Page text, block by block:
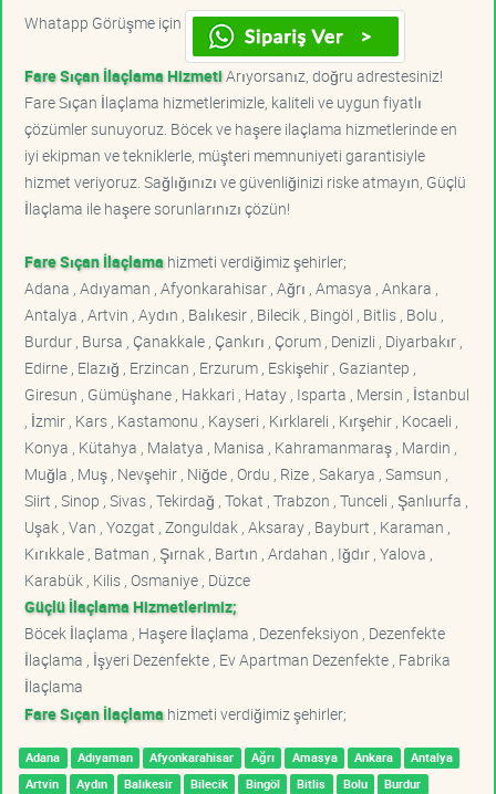
Whatapp Görüşme için
Fare Sıçan İlaçlama HizmetiArıyorsanız, doğru adrestesiniz!
Fare Sıçan İlaçlama hizmetlerimizle, kaliteli ve uygun fiyatlı
çözümler sunuyoruz. Böcek ve haşere ilaçlama hizmetlerinde en
iyi ekipman ve tekniklerle, müşteri memnuniyeti garantisiyle
hizmet veriyoruz. Sağlığınızı ve güvenliğinizi riske atmayın, Güçlü
İlaçlama ile haşere sorunlarınızı çözün!
Fare Sıçan İlaçlama hizmeti verdiğimiz şehirler;
Adana , Adıyaman , Afyonkarahisar , Ağrı , Amasya , Ankara ,
Antalya , Artvin , Aydın , Balıkesir , Bilecik , Bingöl , Bitlis , Bolu ,
Burdur , Bursa , Çanakkale , Çankırı , Çorum , Denizli , Diyarbakır ,
Edirne , Elazığ , Erzincan , Erzurum , Eskişehir , Gaziantep ,
Giresun , Gümüşhane , Hakkari , Hatay , Isparta , Mersin , İstanbul
, İzmir , Kars , Kastamonu , Kayseri , Kırklareli , Kırşehir , Kocaeli ,
Konya , Kütahya , Malatya , Manisa , Kahramanmaraş , Mardin ,
Muğla , Muş , Nevşehir , Niğde , Ordu , Rize , Sakarya , Samsun ,
Siirt , Sinop , Sivas , Tekirdağ , Tokat , Trabzon , Tunceli , Şanlıurfa ,
Uşak , Van , Yozgat , Zonguldak , Aksaray , Bayburt , Karaman ,
Kırıkkale , Batman , Şırnak , Bartın , Ardahan , Iğdır , Yalova ,
Karabük , Kilis , Osmaniye , Düzce
Güçlü İlaçlama Hizmetlerimiz;
Böcek İlaçlama , Haşere İlaçlama , Dezenfeksiyon , Dezenfekte
İlaçlama , İşyeri Dezenfekte , Ev Apartman Dezenfekte , Fabrika
İlaçlama
Fare Sıçan İlaçlama hizmeti verdiğimiz şehirler;
Adana Adıyaman Afyonkarahisar Ağrı Amasya Ankara
Antalya
Artvin
Aydın Balıkesir Bilecik Bingöl Bitlis Bolu Burdur